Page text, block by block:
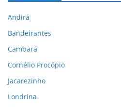
Andirá
Bandeirantes
Cambará
Cornélio Procópio
Jacarezinho
Londrina